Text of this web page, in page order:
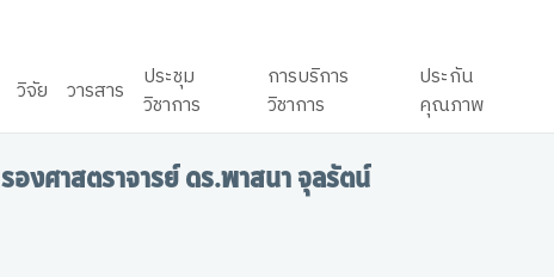
วิจัย วารสาร
ประชุม
วิชาการ
การบริการ
วิชาการ
ประกัน
คุณภาพ
รองศาสตราจารย์ ดร.พาสนา จุลรัตน์